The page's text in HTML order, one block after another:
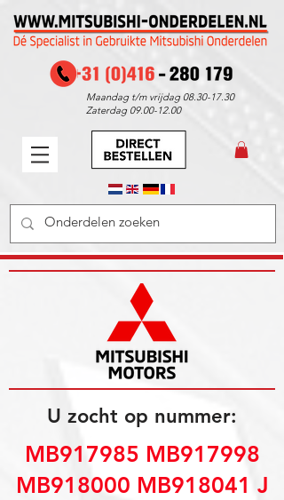
Maandag t/m vrijdag 08.30-17.30
Zaterdag 09.00-12.00
U zocht op nummer:
MB917985 MB917998
MB918000 MB918041 J